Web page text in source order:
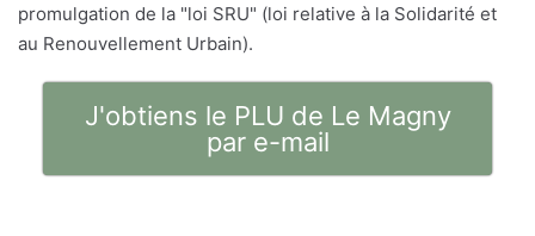
promulgation de la "loi SRU" (loi relative à la Solidarité et
au Renouvellement Urbain).
J'obtiens le PLU de Le Magny
par e-mail